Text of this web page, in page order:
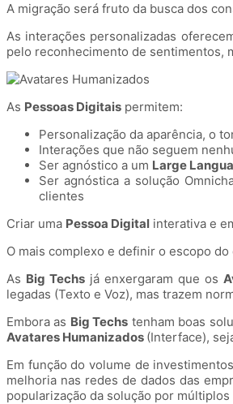
A migração será fruto da busca dos
As interações personalizadas
pelo reconhecimento de sentimentos,
As Pessoas Digitais permitem:
Personalização da aparência, o
Interações que não seguem
Ser agnóstico a um Large
Ser agnóstica a solução
clientes
Criar uma Pessoa Digital interativa e
O mais complexo e definir o escopo
As Big Techsjá enxergaram que os
legadas (Texto e Voz), mas trazem
Embora as Big Techs tenham boas
Avatares Humanizados (Interface),
Em função do volume de
melhoria nas redes de dados das
popularização da solução por